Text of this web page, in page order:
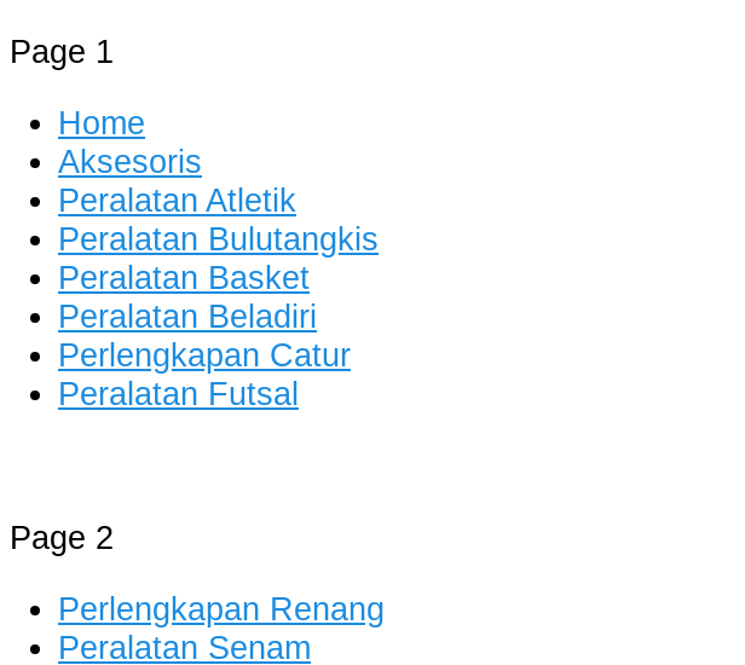
Page 1
Home
Aksesoris
Peralatan Atletik
Peralatan Bulutangkis
Peralatan Basket
Peralatan Beladiri
Perlengkapan Catur
Peralatan Futsal
Distributor Alat Olahraga
Jual Alat Olahraga Murah, Lengkap dan Berkualitas
Page 2
Perlengkapan Renang
Peralatan Senam